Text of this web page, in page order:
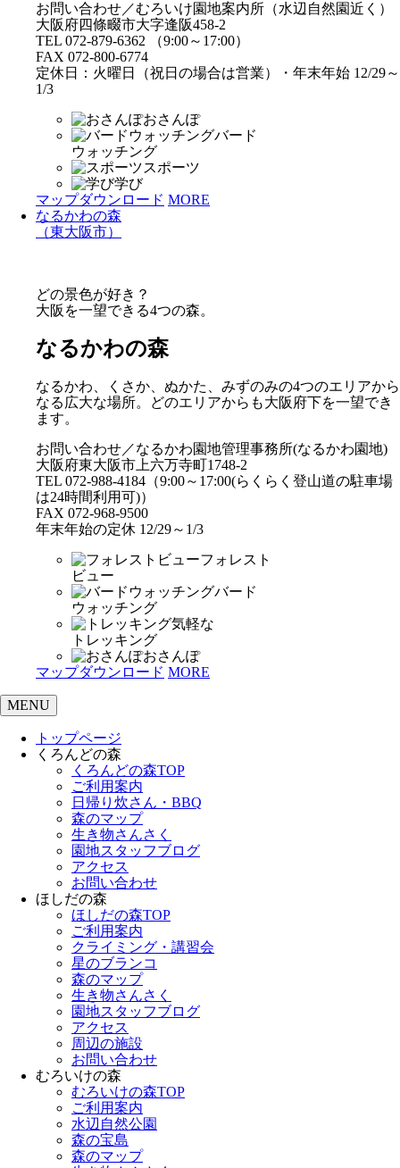
お問い合わせ／むろいけ園地案内所（水辺自然園近く）
大阪府四條畷市大字逢阪458-2
TEL 072-879-6362 （9:00～17:00）
FAX 072-800-6774
定休日：火曜日（祝日の場合は営業）・年末年始 12/29～
1/3
おさんぽ
バード
ウォッチング
スポーツ
学び
マップダウンロード MORE
なるかわの森
（東大阪市）
どの景色が好き？
大阪を一望できる4つの森。
なるかわの森
なるかわ、くさか、ぬかた、みずのみの4つのエリアから
なる広大な場所。どのエリアからも大阪府下を一望でき
ます。
お問い合わせ／なるかわ園地管理事務所(なるかわ園地)
大阪府東大阪市上六万寺町1748-2
TEL 072-988-4184（9:00～17:00(らくらく登山道の駐車場
は24時間利用可)）
FAX 072-968-9500
年末年始の定休 12/29～1/3
フォレスト
ビュー
バード
ウォッチング
気軽な
トレッキング
おさんぽ
マップダウンロード MORE
MENU
トップページ
くろんどの森
くろんどの森TOP
ご利用案内
日帰り炊さん・BBQ
森のマップ
生き物さんさく
園地スタッフブログ
アクセス
お問い合わせ
ほしだの森
ほしだの森TOP
ご利用案内
クライミング・講習会
星のブランコ
森のマップ
生き物さんさく
園地スタッフブログ
アクセス
周辺の施設
お問い合わせ
むろいけの森
むろいけの森TOP
ご利用案内
水辺自然公園
森の宝島
森のマップ